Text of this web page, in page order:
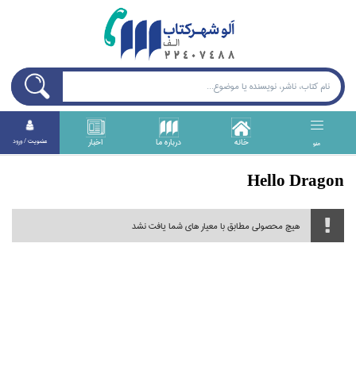
منو خانه درباره ما اخبار عضويت / ورود
Hello Dragon
هیچ محصولی مطابق با معیار های شما یافت نشد